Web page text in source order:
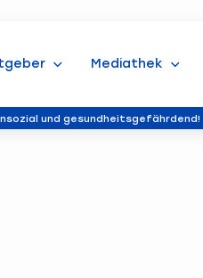
Mediathek
und gesundheitsgefährdend!